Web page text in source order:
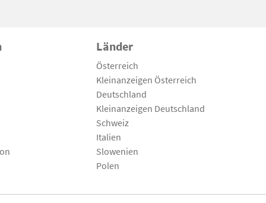
Länder
Österreich
Kleinanzeigen Österreich
Deutschland
Kleinanzeigen Deutschland
Schweiz
Italien
Slowenien
Polen